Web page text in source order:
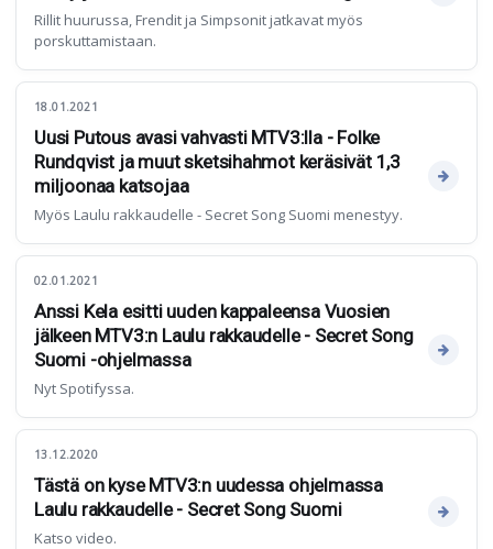
Rillit huurussa, Frendit ja Simpsonit jatkavat myös
porskuttamistaan.
18.01.2021
Uusi Putous avasi vahvasti MTV3:lla - Folke
Rundqvist ja muut sketsihahmot keräsivät 1,3
miljoonaa katsojaa
Myös Laulu rakkaudelle - Secret Song Suomi menestyy.
02.01.2021
Anssi Kela esitti uuden kappaleensa Vuosien
jälkeen MTV3:n Laulu rakkaudelle - Secret Song
Suomi -ohjelmassa
Nyt Spotifyssa.
13.12.2020
Tästä on kyse MTV3:n uudessa ohjelmassa
Laulu rakkaudelle - Secret Song Suomi
Katso video.